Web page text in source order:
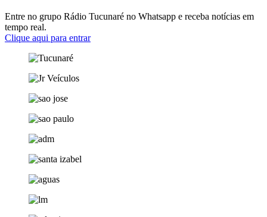
Entre no grupo Rádio Tucunaré no Whatsapp e receba notícias em
tempo real.
Clique aqui para entrar